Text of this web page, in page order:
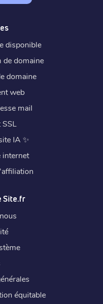
disponible
de domaine
domaine
web
mail
IA ✨
internet
Site.fr
équitable